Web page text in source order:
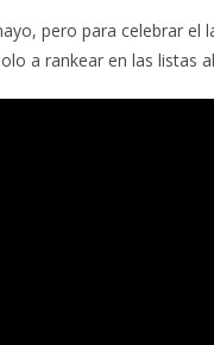
pero para celebrar
a rankear en las listas